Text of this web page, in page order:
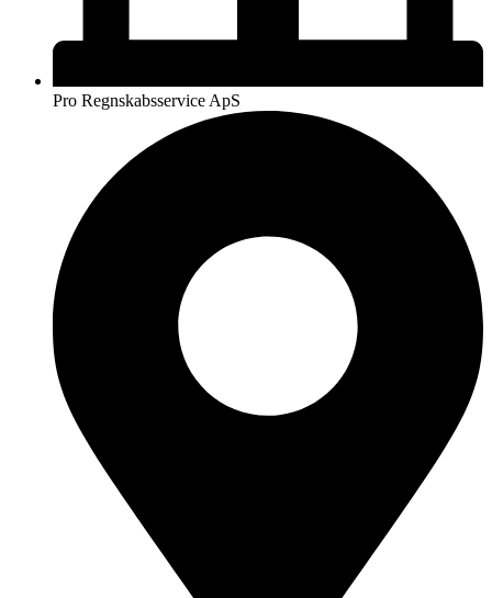
Pro Regnskabsservice ApS